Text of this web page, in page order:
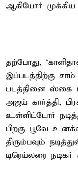
ஆகியோர்
தற்போது,
இப்படத்திற்கு
படத்தினை ஸ்கை
அஜய் கார்த்தி,
உள்ளிட்டோர்
பிறகு பூவே
திரும்பவும்
டிரெய்லரை நடிகர்